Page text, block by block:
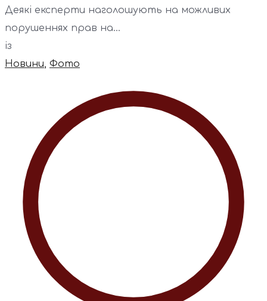
Деякі експерти наголошують на можливих
порушеннях прав на...
із
Новини, Фото